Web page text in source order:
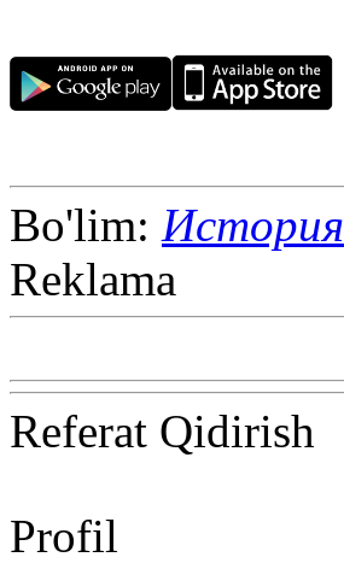
Bo'lim: История
Reklama
Referat Qidirish
Profil